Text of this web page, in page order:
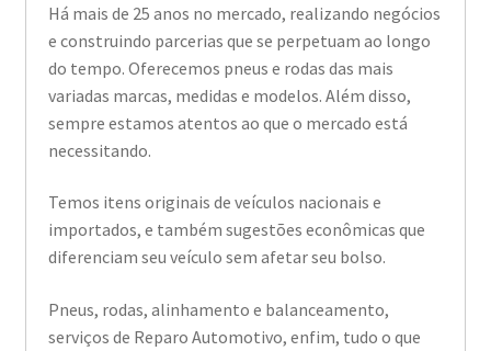
Há mais de 25 anos no mercado, realizando negócios
e construindo parcerias que se perpetuam ao longo
do tempo. Oferecemos pneus e rodas das mais
variadas marcas, medidas e modelos. Além disso,
sempre estamos atentos ao que o mercado está
necessitando.
Temos itens originais de veículos nacionais e
importados, e também sugestões econômicas que
diferenciam seu veículo sem afetar seu bolso.
Pneus, rodas, alinhamento e balanceamento,
serviços de Reparo Automotivo, enfim, tudo o que